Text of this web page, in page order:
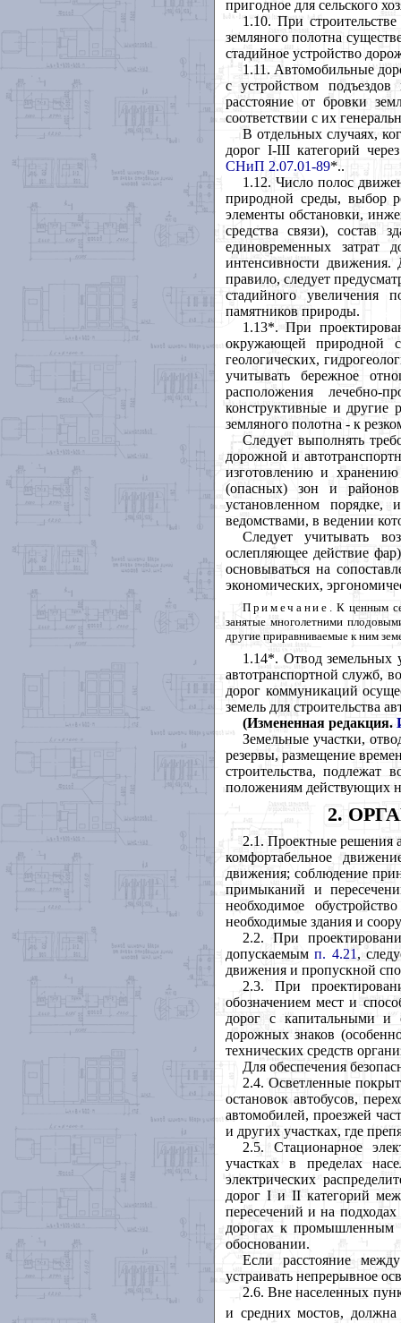
пригодное для сельского
1.10. При
земляного полотна
стадийное устройство
1.11. Автомобильные
с устройством
расстояние от бровки
соответствии с их
В отдельных случаях,
дорог I-IIIкатегорий
СНиП 2.07.01-89*..
1.12. Число полос
природной среды, выбор
элементы обстановки,
средства связи), состав
единовременных затрат
интенсивности
правило, следует
стадийного увеличения
памятников природы.
1.13*. При
окружающей природной
геологических,
учитывать бережное
расположения лечебно-
конструктивные и
земляного полотна - к
Следует выполнять
дорожной и
изготовлению и
(опасных) зон и
установленном порядке,
ведомствами, в ведении
Следует учитывать
ослепляющее действие
основываться на
экономических,
Примечание . К ценным
занятые многолетними
другие приравниваемые к ним
1.14*. Отвод земельных
автотранспортной служб,
дорог коммуникаций
земель для строительства
(Измененная редакция.
Земельные участки,
резервы, размещение
строительства, подлежат
положениям действующих
2.
2.1. Проектные решения
комфортабельное
движения; соблюдение
примыканий и
необходимое
необходимые здания и
2.2. При
допускаемымп. 4.21,
движения и пропускной
2.3. При
обозначением мест и
дорог с капитальными и
дорожных знаков
технических средств
Для обеспечения
2.4. Осветленные
остановок автобусов,
автомобилей, проезжей
и других участках, где
2.5. Стационарное
участках в пределах
электрических
дорог IиIIкатегорий
пересечений и на
дорогах к промышленным
обосновании.
Если расстояние
устраивать непрерывное
2.6. Вне населенных
и средних мостов,